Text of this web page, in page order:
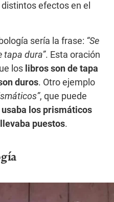
efectos en el
sería la frase: “Se
tapa dura”. Esta oración
los libros son de tapa
duros. Otro ejemplo
, que puede
usaba los prismáticos
puestos.